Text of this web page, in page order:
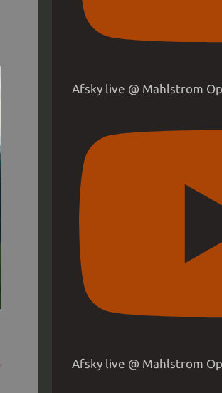
Afsky live @ Mahlstrom
Afsky live @ Mahlstrom